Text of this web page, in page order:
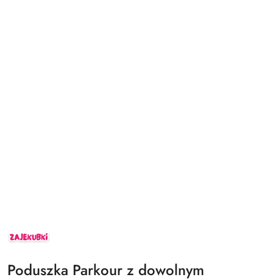
ZAJEKUBKI
Poduszka Parkour z dowolnym